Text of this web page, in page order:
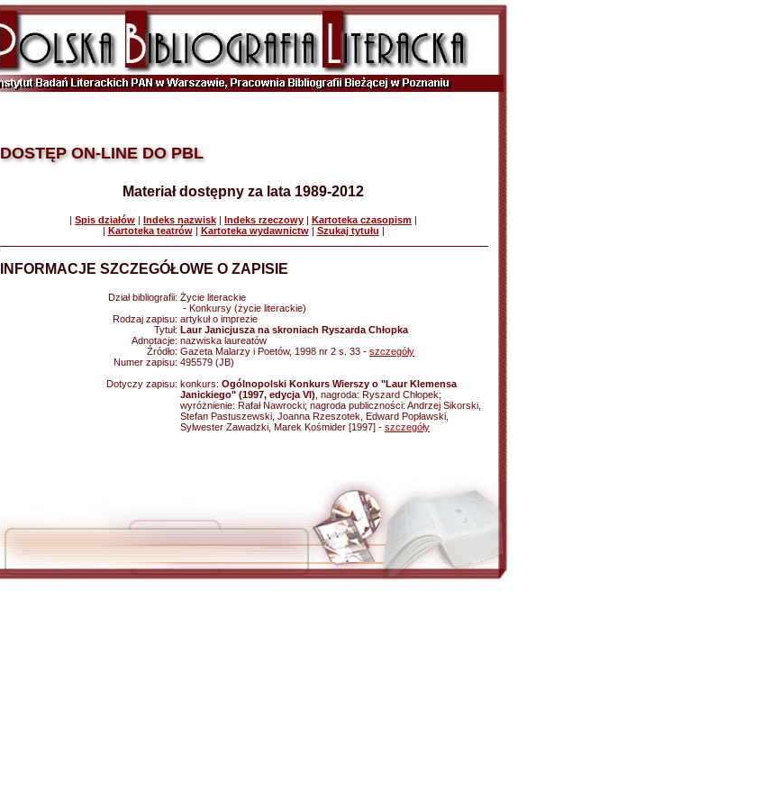
DOSTĘP ON-LINE DO PBL
Materiał dostępny za lata 1989-2012
| Spis działów | Indeks nazwisk | Indeks rzeczowy | Kartoteka czasopism |
| Kartoteka teatrów| Kartoteka wydawnictw| Szukaj tytułu |
INFORMACJE SZCZEGÓŁOWE O ZAPISIE
Dział bibliografii: Życie literackie
- Konkursy (życie literackie)
Rodzaj zapisu: artykuł o imprezie
Tytuł: Laur Janicjusza na skroniach Ryszarda Chłopka
Adnotacje: nazwiska laureatów
Źródło: Gazeta Malarzy i Poetów, 1998 nr 2 s. 33 - szczegóły
Numer zapisu: 495579 (JB)
Dotyczy zapisu: konkurs: Ogólnopolski Konkurs Wierszy o "Laur Klemensa
Janickiego" (1997, edycja VI) , nagroda: Ryszard Chłopek;
wyróżnienie: Rafał Nawrocki; nagroda publiczności: Andrzej Sikorski,
Stefan Pastuszewski, Joanna Rzeszotek, Edward Popławski,
Sylwester Zawadzki, Marek Kośmider [1997] - szczegóły